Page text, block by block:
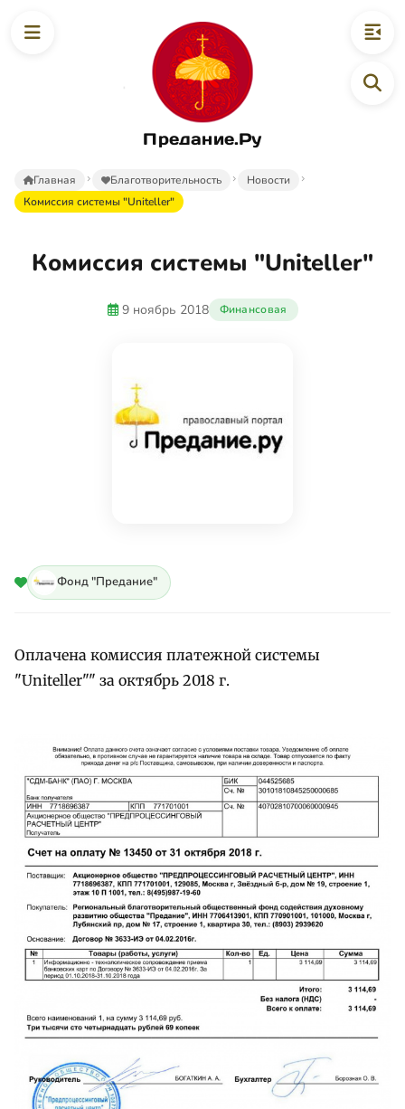
Предание.Ру
Главная Благотворительность
Новости
Комиссия системы "Uniteller"
Комиссия системы "Uniteller"
9 ноябрь 2018 Финансовая
Фонд "Предание"
Оплачена комиссия платежной системы
"Uniteller"" за октябрь 2018 г.